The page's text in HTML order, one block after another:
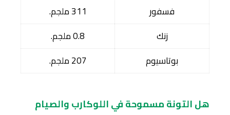
فسفور
311 ملجم.
زنك
0.8 ملجم.
بوتاسيوم
207 ملجم.
هل التونة مسموحة في اللوكارب والصيام